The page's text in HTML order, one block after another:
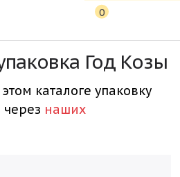
0
Год Козы
каталоге упаковку
наших